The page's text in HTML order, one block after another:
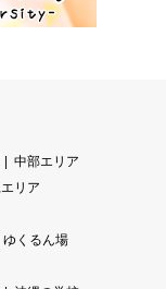
中部エリア
リア
ゆくるん場